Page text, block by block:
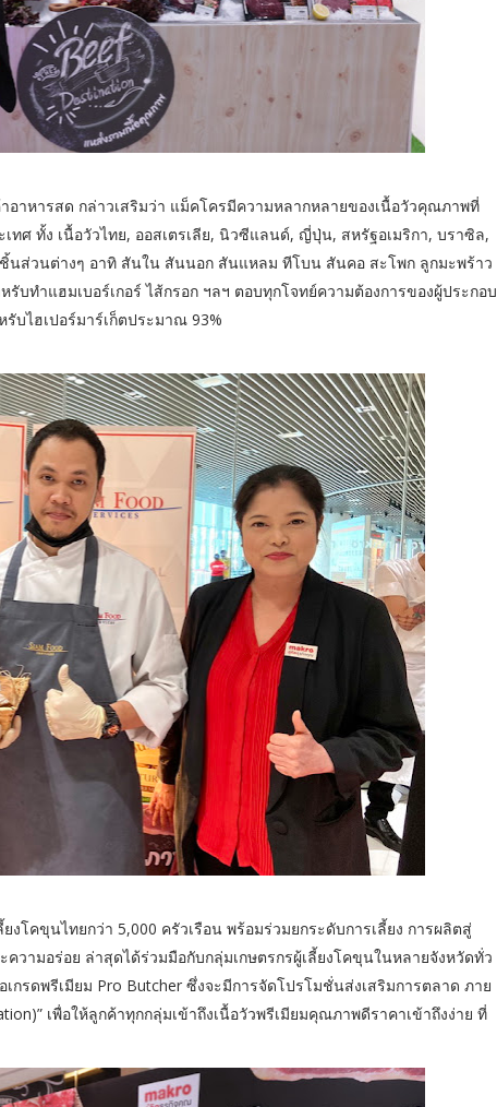
าหารสด กล่าวเสริมว่า แม็คโครมีความหลากหลายของเนื้อวัวคุณภาพที่
ทศ ทั้ง เนื้อวัวไทย, ออสเตรเลีย, นิวซีแลนด์, ญี่ปุ่น, สหรัฐอเมริกา, บราซิล,
นส่วนต่างๆ อาทิ สันใน สันนอก สันแหลม ทีโบน สันคอ สะโพก ลูกมะพร้าว
บทำแฮมเบอร์เกอร์ ไส้กรอก ฯลฯ ตอบทุกโจทย์ความต้องการของผู้ประกอบ
บไฮเปอร์มาร์เก็ตประมาณ 93%
โคขุนไทยกว่า 5,000 ครัวเรือน พร้อมร่วมยกระดับการเลี้ยง การผลิตสู่
วามอร่อย ล่าสุดได้ร่วมมือกับกลุ่มเกษตรกรผู้เลี้ยงโคขุนในหลายจังหวัดทั่ว
ดพรีเมียม Pro Butcher ซึ่งจะมีการจัดโปรโมชั่นส่งเสริมการตลาด ภาย
เพื่อให้ลูกค้าทุกกลุ่มเข้าถึงเนื้อวัวพรีเมียมคุณภาพดีราคาเข้าถึงง่าย ที่